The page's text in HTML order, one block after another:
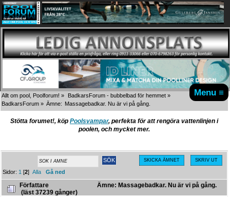
Menu ≡
Allt om pool, Poolforum! » BadkarsForum - bubbelbad för hemmet »
BadkarsForum » Ämne: Massagebadkar. Nu är vi på gång.
Stötta forumet!, köp Poolsvampar, perfekta för att rengöra vattenlinjen i
poolen, och mycket mer.
SKICKA ÄMNET SKRIV UT
Sidor: 1 [2]Alla Gå ned
Författare
Ämne: Massagebadkar. Nu är vi på gång.
(läst 37239 gånger)